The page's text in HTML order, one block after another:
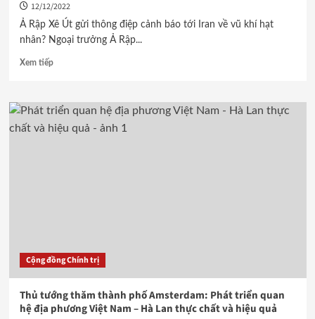
12/12/2022
Ả Rập Xê Út gửi thông điệp cảnh báo tới Iran về vũ khí hạt
nhân? Ngoại trưởng Ả Rập...
Xem tiếp
Cộng đồng Chính trị
Thủ tướng thăm thành phố Amsterdam: Phát triển quan
hệ địa phương Việt Nam – Hà Lan thực chất và hiệu quả